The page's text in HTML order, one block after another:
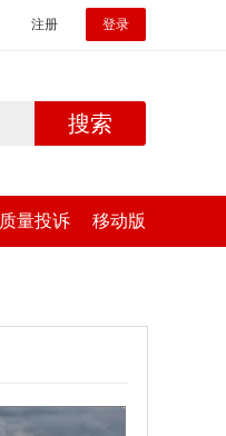
注册 登录
搜索
质量投诉 移动版